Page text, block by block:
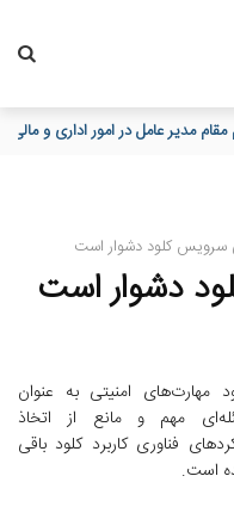
مقام مدیر عامل در امور اداری و
سرویس کلود دشوار است
دشوار است
مهارت‌های امنیتی به عنوان
مهم و مانع از اتخاذ
فناوری کاربرد کلود باقی
است.